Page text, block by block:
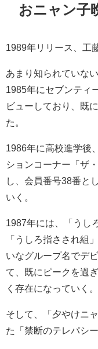
おニャン子
1989年リリース、工
あまり知られていな
1985年にセブンティ
ビューしており、既
た。
1986年に高校進学後
ションコーナー「ザ
し、会員番号38番と
いく。
1987年には、「うし
「うしろ指さされ組
いなグループ名でデ
て、既にピークを過
く存在になっていく。
そして、「夕やけニ
た「禁断のテレパシ